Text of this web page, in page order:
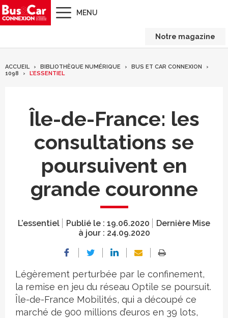
MENU
Notre magazine
ACCUEIL BIBLIOTHÈQUE NUMÉRIQUE
BUS ET CAR CONNEXION
1098
L’ESSENTIEL
Île-de-France: les
consultations se
poursuivent en
grande couronne
L’essentiel Publié le : 19.06.2020
Dernière Mise
à jour : 24.09.2020
Légèrement perturbée par le confinement,
la remise en jeu du réseau Optile se poursuit.
Île-de-France Mobilités, qui a découpé ce
marché de 900 millions d’euros en 39 lots,